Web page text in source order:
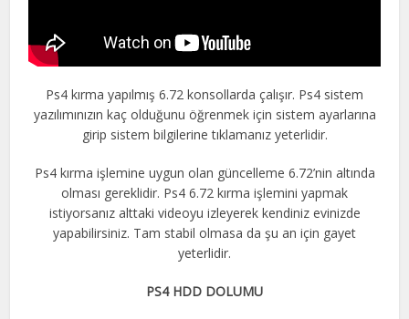
Ps4 kırma yapılmış 6.72 konsollarda çalışır. Ps4 sistem
yazılımınızın kaç olduğunu öğrenmek için sistem ayarlarına
girip sistem bilgilerine tıklamanız yeterlidir.
Ps4 kırma işlemine uygun olan güncelleme 6.72’nin altında
olması gereklidir. Ps4 6.72 kırma işlemini yapmak
istiyorsanız alttaki videoyu izleyerek kendiniz evinizde
yapabilirsiniz. Tam stabil olmasa da şu an için gayet
yeterlidir.
PS4 HDD DOLUMU